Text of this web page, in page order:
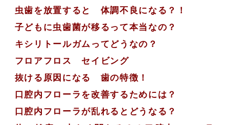
虫歯を放置すると 体調不良になる？！
子どもに虫歯菌が移るって本当なの？
キシリトールガムってどうなの？
フロアフロス セイビング
抜ける原因になる 歯の特徴！
口腔内フローラを改善するためには？
口腔内フローラが乱れるとどうなる？